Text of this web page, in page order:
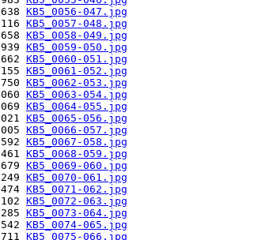
KB5_0056-047.jpg
KB5_0057-048.jpg
KB5_0058-049.jpg
KB5_0059-050.jpg
KB5_0060-051.jpg
KB5_0061-052.jpg
KB5_0062-053.jpg
KB5_0063-054.jpg
KB5_0064-055.jpg
KB5_0065-056.jpg
KB5_0066-057.jpg
KB5_0067-058.jpg
KB5_0068-059.jpg
KB5_0069-060.jpg
KB5_0070-061.jpg
KB5_0071-062.jpg
KB5_0072-063.jpg
KB5_0073-064.jpg
KB5_0074-065.jpg
KB5_0075-066.jpg